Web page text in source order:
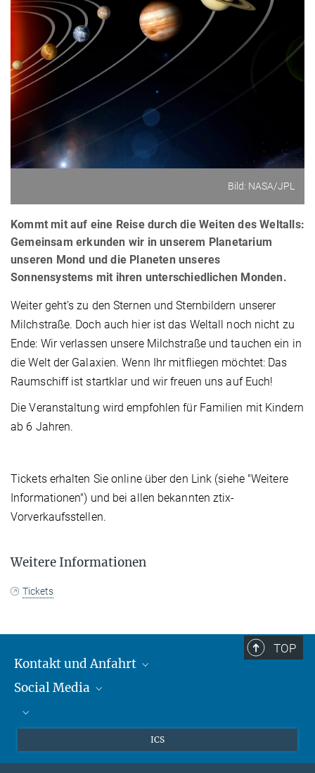
Bild: NASA/JPL
Kommt mit auf eine Reise durch die Weiten des Weltalls:
Gemeinsam erkunden wir in unserem Planetarium
unseren Mond und die Planeten unseres
Sonnensystems mit ihren unterschiedlichen Monden.
Weiter geht’s zu den Sternen und Sternbildern unserer
Milchstraße. Doch auch hier ist das Weltall noch nicht zu
Ende: Wir verlassen unsere Milchstraße und tauchen ein in
die Welt der Galaxien. Wenn Ihr mitfliegen möchtet: Das
Raumschiff ist startklar und wir freuen uns auf Euch!
Die Veranstaltung wird empfohlen für Familien mit Kindern
ab 6 Jahren.
Tickets erhalten Sie online über den Link (siehe "Weitere
Informationen") und bei allen bekannten ztix-
Vorverkaufsstellen.
Weitere Informationen
Tickets
TOP
Kontakt und Anfahrt
Kontakt und Anfahrt
Social Media
Bluesky
ICS